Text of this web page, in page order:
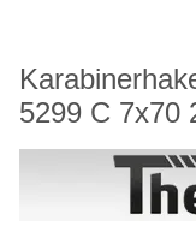
5299 C 7x70